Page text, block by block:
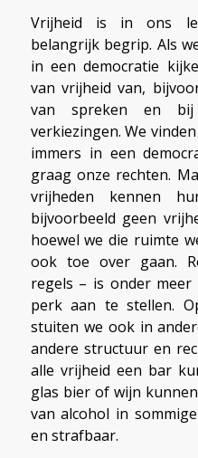
Vrijheid is in ons
belangrijk begrip. Als
in een democratie
van vrijheid van,
van spreken en
verkiezingen. We
immers in een
graag onze rechten.
vrijheden kennen
bijvoorbeeld geen
hoewel we die ruimte
ook toe over gaan.
regels – is onder
perk aan te stellen.
stuiten we ook in
andere structuur en
alle vrijheid een bar
glas bier of wijn
van alcohol in
en strafbaar.